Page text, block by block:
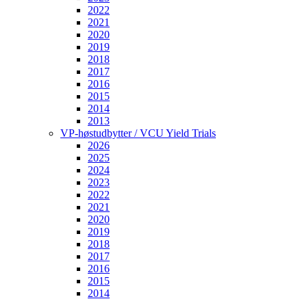
2022
2021
2020
2019
2018
2017
2016
2015
2014
2013
VP-høstudbytter / VCU Yield Trials
2026
2025
2024
2023
2022
2021
2020
2019
2018
2017
2016
2015
2014